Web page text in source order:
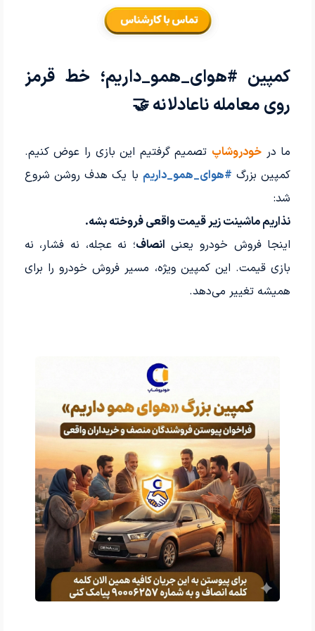
کمپین #هوای_همو_داریم؛ خط قرمز
روی معامله ناعادلانه 🤝
ما در خودروشاپ تصمیم گرفتیم این بازی را عوض کنیم.
کمپین بزرگ #هوای_همو_داریم با یک هدف روشن شروع
شد:
نذاریم ماشینت زیر قیمت واقعی فروخته بشه.
اینجا فروش خودرو یعنی انصاف؛ نه عجله، نه فشار، نه
بازی قیمت. این کمپین ویژه، مسیر فروش خودرو را برای
همیشه تغییر می‌دهد.